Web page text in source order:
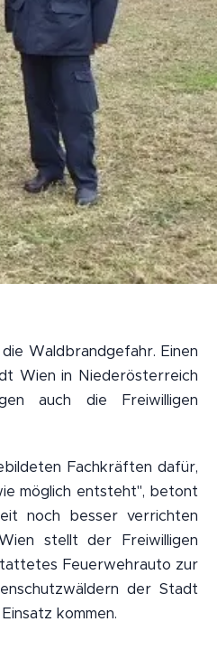
Waldbrandgefahr. Einen
Wien in Niederösterreich
auch die Freiwilligen
Fachkräften dafür,
möglich entsteht", betont
noch besser verrichten
stellt der Freiwilligen
Feuerwehrauto zur
der Stadt
kommen.